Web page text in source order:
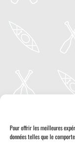
Pour offrir les meilleures
données telles que le